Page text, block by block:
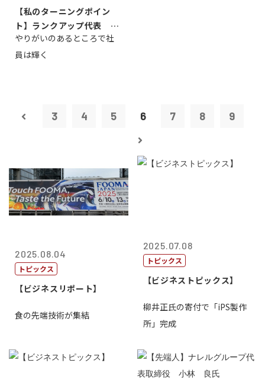
【私のターニングポイン
ト】ランクアップ代表 岩
崎裕美子
やりがいのあるところで社
員は輝く
3 4 5 6 7 8 9
2025.08.04
トピックス
【ビジネスリポート】
食の先端技術が集結
2025.07.08
トピックス
【ビジネストピックス】
柳井正氏の寄付で「iPS製作
所」完成